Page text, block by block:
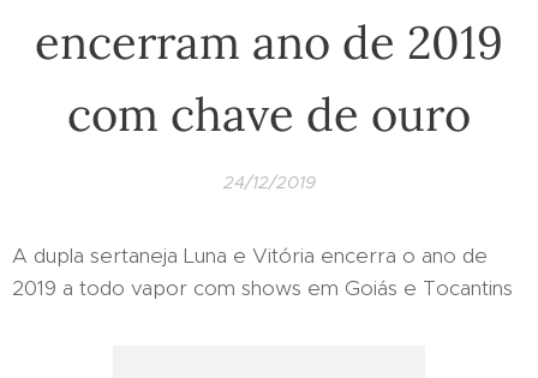
encerram ano de 2019
com chave de ouro
24/12/2019
A dupla sertaneja Luna e Vitória encerra o ano de
2019 a todo vapor com shows em Goiás e Tocantins